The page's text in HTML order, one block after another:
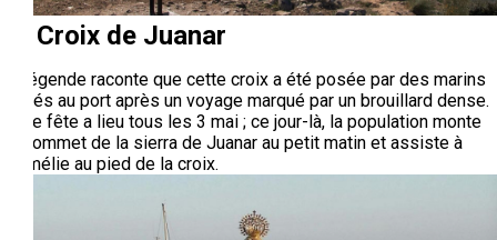
La Croix de Juanar
La légende raconte que cette croix a été posée par des marins
arrivés au port après un voyage marqué par un brouillard dense.
Cette fête a lieu tous les 3 mai ; ce jour-là, la population monte
au sommet de la sierra de Juanar au petit matin et assiste à
l’homélie au pied de la croix.